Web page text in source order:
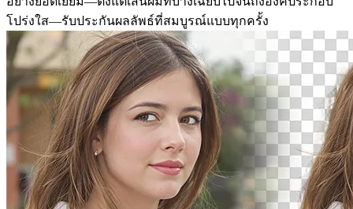
โปร่งใส—รับประกันผลลัพธ์ที่สมบูรณ์แบบทุกครั้ง